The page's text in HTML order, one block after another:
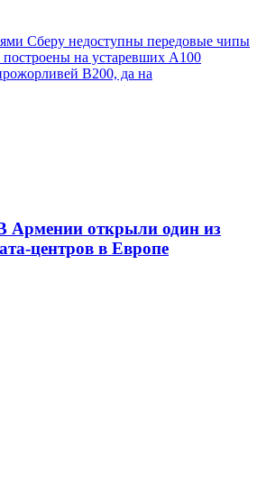
Сберу недоступны передовые чипы
на устаревших А100
B200, да на
Армении открыли один из
центров в Европе